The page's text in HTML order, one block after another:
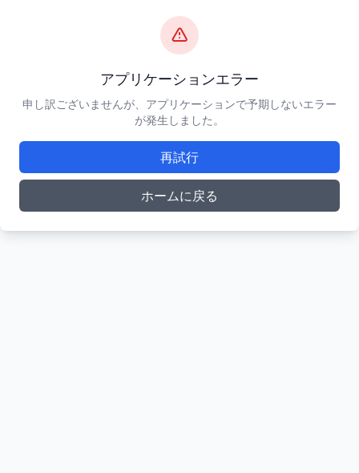
アプリケーションエラー
申し訳ございませんが、アプリケーションで予期しないエラー
が発生しました。
再試行
ホームに戻る